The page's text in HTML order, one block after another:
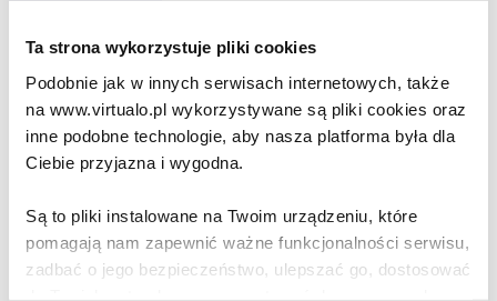
Ta strona wykorzystuje pliki cookies
Podobnie jak w innych serwisach internetowych, także
na www.virtualo.pl wykorzystywane są pliki cookies oraz
inne podobne technologie, aby nasza platforma była dla
Ciebie przyjazna i wygodna.
Są to pliki instalowane na Twoim urządzeniu, które
pomagają nam zapewnić ważne funkcjonalności serwisu,
zadbać o jego bezpieczeństwo, ulepszać go, dostosować
Do koszyka Na prezent
Wild Animals I Have Known
47.90 zł
Do koszyka Na prezent